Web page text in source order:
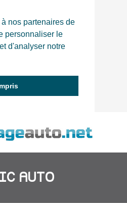
nos partenaires de
personnaliser le
d'analyser notre
AUTO